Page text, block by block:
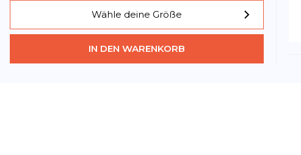
Wähle deine Größe
IN DEN WARENKORB